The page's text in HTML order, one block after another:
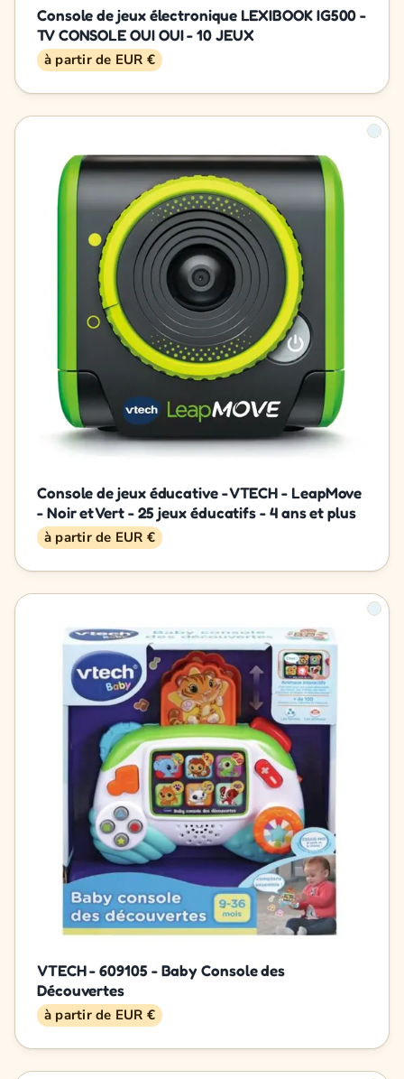
Console de jeux électronique LEXIBOOK IG500 -
TV CONSOLE OUI OUI - 10 JEUX
à partir de EUR €
Console de jeux éducative - VTECH - LeapMove
- Noir et Vert - 25 jeux éducatifs - 4 ans et plus
à partir de EUR €
VTECH - 609105 - Baby Console des
Découvertes
à partir de EUR €